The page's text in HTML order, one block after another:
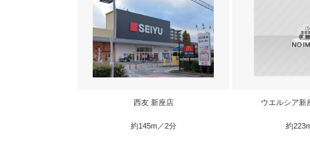
西友 新座店
約145m／2分
ウエルシア新
約